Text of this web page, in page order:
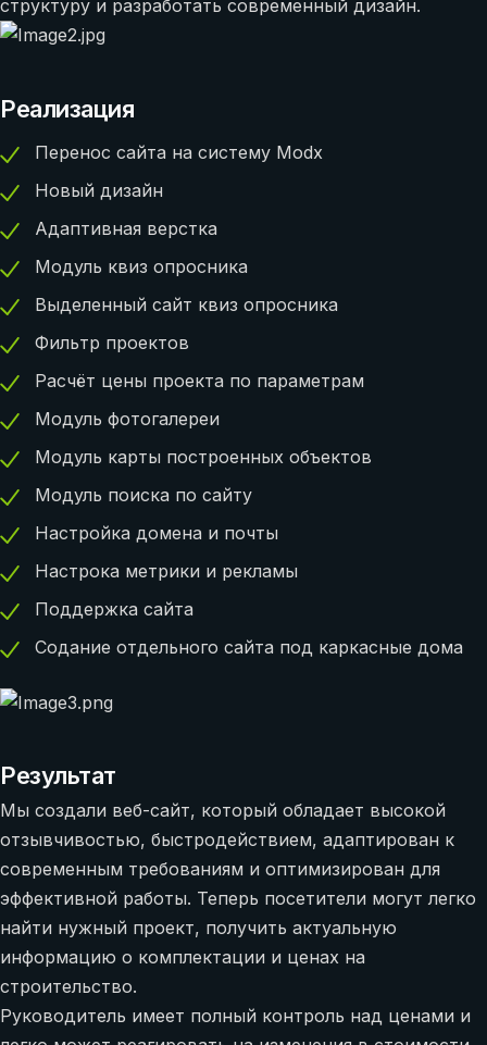
структуру и разработать современный дизайн.
Реализация
Перенос сайта на систему Modx
Новый дизайн
Адаптивная верстка
Модуль квиз опросника
Выделенный сайт квиз опросника
Фильтр проектов
Расчёт цены проекта по параметрам
Модуль фотогалереи
Модуль карты построенных объектов
Модуль поиска по сайту
Настройка домена и почты
Настрока метрики и рекламы
Поддержка сайта
Содание отдельного сайта под каркасные дома
Результат
Мы создали веб-сайт, который обладает высокой
отзывчивостью, быстродействием, адаптирован к
современным требованиям и оптимизирован для
эффективной работы. Теперь посетители могут легко
найти нужный проект, получить актуальную
информацию о комплектации и ценах на
строительство.
Руководитель имеет полный контроль над ценами и